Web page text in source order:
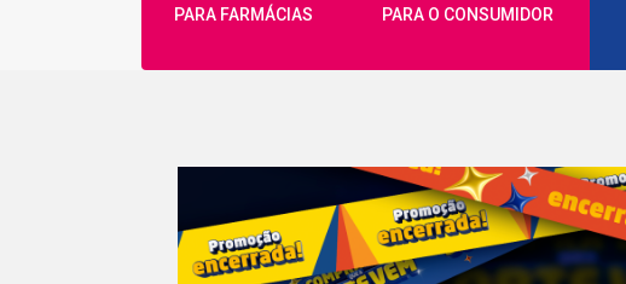
PARA FARMÁCIAS PARA O CONSUMIDOR